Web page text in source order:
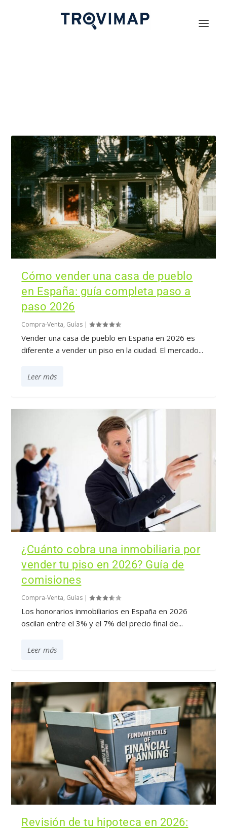
Cómo vender una casa de pueblo
en España: guía completa paso a
paso 2026
Compra-Venta, Guías |
Vender una casa de pueblo en España en 2026 es
diferente a vender un piso en la ciudad. El mercado...
Leer más
¿Cuánto cobra una inmobiliaria por
vender tu piso en 2026? Guía de
comisiones
Compra-Venta, Guías |
Los honorarios inmobiliarios en España en 2026
oscilan entre el 3% y el 7% del precio final de...
Leer más
Revisión de tu hipoteca en 2026: